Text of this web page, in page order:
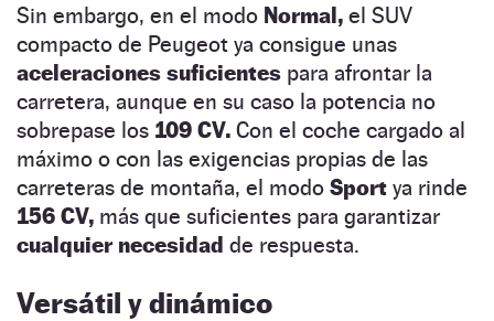
Sin embargo, en el modo Normal, el SUV
compacto de Peugeot ya consigue unas
aceleraciones suficientes para afrontar la
carretera, aunque en su caso la potencia no
sobrepase los 109 CV. Con el coche cargado al
máximo o con las exigencias propias de las
carreteras de montaña, el modo Sport ya rinde
156 CV, más que suficientes para garantizar
cualquier necesidad de respuesta.
Versátil y dinámico